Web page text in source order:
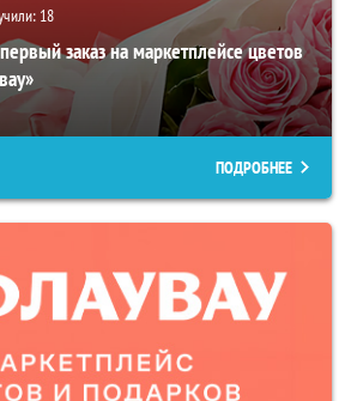
18
заказ на маркетплейсе цветов
ПОДРОБНЕЕ